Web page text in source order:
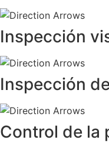
Inspección
Inspección
Control de la